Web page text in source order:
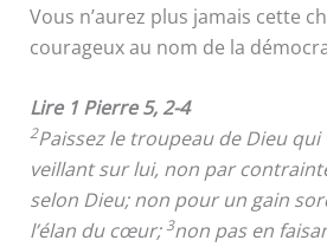
Vous n’aurez plus jamais cette
courageux au nom de la
Lire 1 Pierre 5, 2-4
2Paissez le troupeau de Dieu qui
veillant sur lui, non par
selon Dieu; non pour un gain
l’élan du cœur;3non pas en